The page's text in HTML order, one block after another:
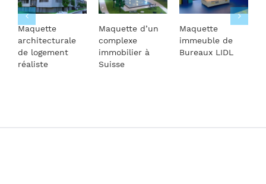
Maquette
architecturale
de logement
réaliste
Maquette d’un
complexe
immobilier à
Suisse
Maquette
immeuble de
Bureaux LIDL